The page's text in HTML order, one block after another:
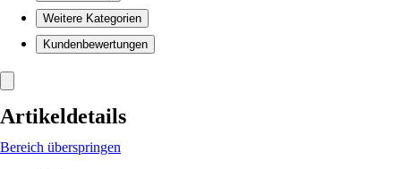
Weitere Kategorien
Kundenbewertungen
Artikeldetails
Bereich überspringen